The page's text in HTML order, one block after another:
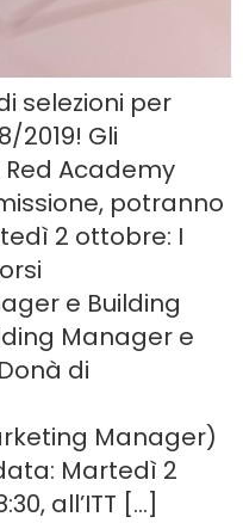
selezioni per
2019! Gli
Academy
potranno
2 ottobre: I
e Building
Manager e
di
Manager)
Martedì 2
all’ITT […]